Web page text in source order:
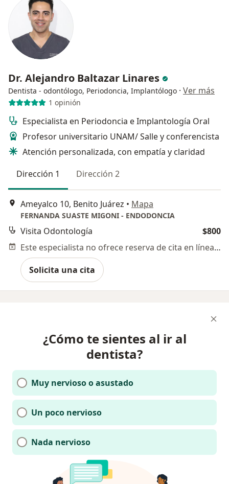
Dr. Alejandro Baltazar Linares
Dentista - odontólogo, Periodoncia, Implantólogo · Ver más
1 opinión
Especialista en Periodoncia e Implantología Oral
Profesor universitario UNAM/ Salle y conferencista
Atención personalizada, con empatía y claridad
Dirección 1
Dirección 2
Ameyalco 10, Benito Juárez • Mapa
FERNANDA SUASTE MIGONI - ENDODONCIA
Visita Odontología
$800
Este especialista no ofrece reserva de cita en línea en esta dirección.
Solicita una cita
¿Cómo te sientes al ir al
dentista?
Muy nervioso o asustado
Un poco nervioso
Nada nervioso